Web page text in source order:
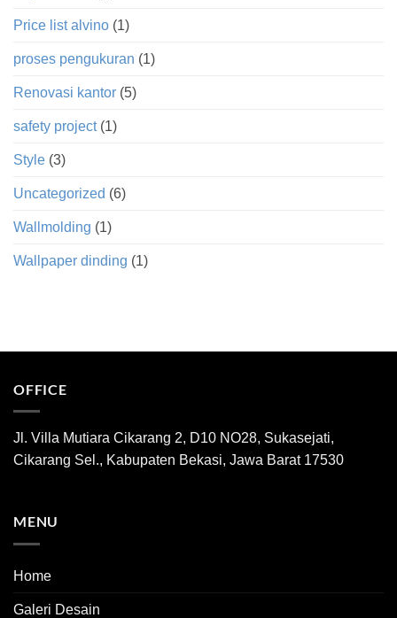
Price list alvino (1)
proses pengukuran (1)
Renovasi kantor (5)
safety project(1)
Style (3)
Uncategorized (6)
Wallmolding (1)
Wallpaper dinding (1)
OFFICE
Jl. Villa Mutiara Cikarang 2, D10 NO28, Sukasejati,
Cikarang Sel., Kabupaten Bekasi, Jawa Barat 17530
MENU
Home
Galeri Desain